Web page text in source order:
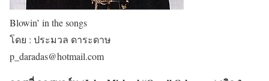
Blowin’ in the songs
โดย : ประมวล ดาระดาษ
p_daradas@hotmail.com